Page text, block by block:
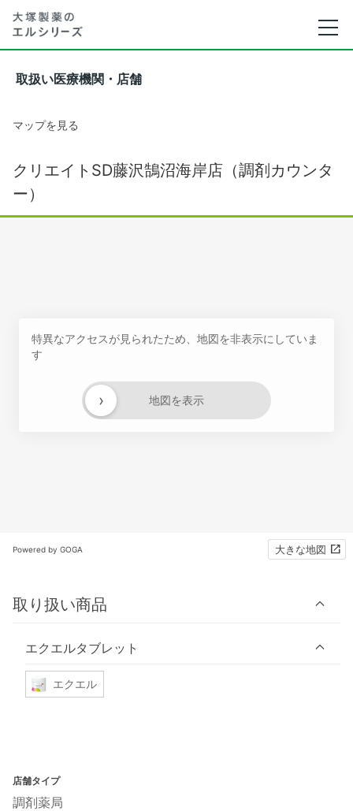
取扱い医療機関・店舗
マップを見る
クリエイトSD藤沢鵠沼海岸店（調剤カウンタ
ー）
特異なアクセスが見られたため、地図を非表示にしていま
す
地図を表示
›
Powered by GOGA 大きな地図
取り扱い商品
エクエルタブレット
エクエル
店舗タイプ
調剤薬局